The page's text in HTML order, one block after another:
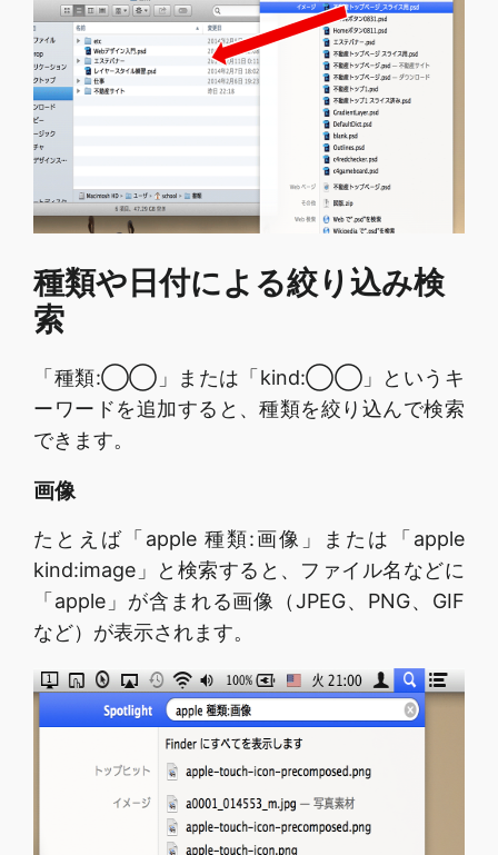
種類や日付による絞り込み検
索
「種類:◯◯」または「kind:◯◯」というキ
ーワードを追加すると、種類を絞り込んで検索
できます。
画像
たとえば「apple 種類:画像」または「apple
kind:image」と検索すると、ファイル名などに
「apple」が含まれる画像（JPEG、PNG、GIF
など）が表示されます。